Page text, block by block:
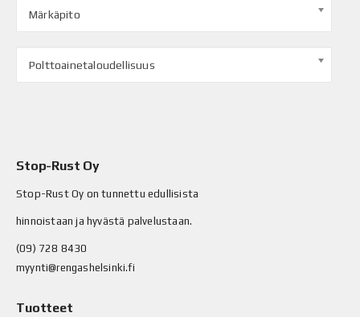
Märkäpito
Polttoainetaloudellisuus
Stop-Rust Oy
Stop-Rust Oy on tunnettu edullisista
hinnoistaan ja hyvästä palvelustaan.
(09) 728 8430
myynti@rengashelsinki.fi
Tuotteet